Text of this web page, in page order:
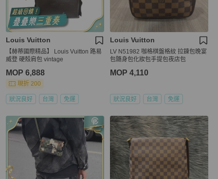
Louis Vuitton
【赫蒂國際精品】 Louis Vuitton 路易
威登 硬殼肩包 vintage
MOP 6,888
現折 200
狀況良好 台灣 免運
Louis Vuitton
LV N51982 咖格棋盤格紋 拉鍊包晚宴
包隨身包化妝包手提包夜店包
MOP 4,110
狀況良好 台灣 免運